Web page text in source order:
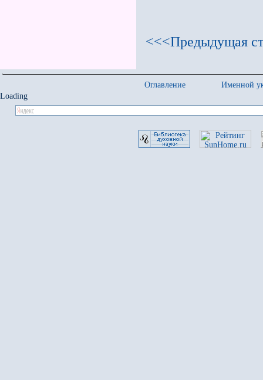
<<<Предыдущая
Оглавление
Именной
Loading